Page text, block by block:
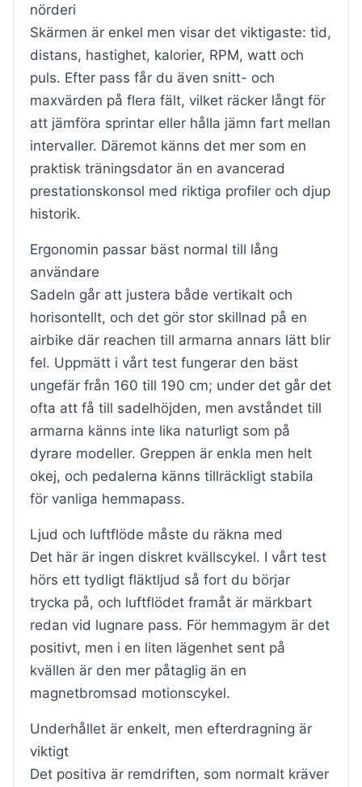
nörderi
Skärmen är enkel men visar det viktigaste: tid,
distans, hastighet, kalorier, RPM, watt och
puls. Efter pass får du även snitt- och
maxvärden på flera fält, vilket räcker långt för
att jämföra sprintar eller hålla jämn fart mellan
intervaller. Däremot känns det mer som en
praktisk träningsdator än en avancerad
prestationskonsol med riktiga profiler och djup
historik.
Ergonomin passar bäst normal till lång
användare
Sadeln går att justera både vertikalt och
horisontellt, och det gör stor skillnad på en
airbike där reachen till armarna annars lätt blir
fel. Uppmätt i vårt test fungerar den bäst
ungefär från 160 till 190 cm; under det går det
ofta att få till sadelhöjden, men avståndet till
armarna känns inte lika naturligt som på
dyrare modeller. Greppen är enkla men helt
okej, och pedalerna känns tillräckligt stabila
för vanliga hemmapass.
Ljud och luftflöde måste du räkna med
Det här är ingen diskret kvällscykel. I vårt test
hörs ett tydligt fläktljud så fort du börjar
trycka på, och luftflödet framåt är märkbart
redan vid lugnare pass. För hemmagym är det
positivt, men i en liten lägenhet sent på
kvällen är den mer påtaglig än en
magnetbromsad motionscykel.
Underhållet är enkelt, men efterdragning är
viktigt
Det positiva är remdriften, som normalt kräver